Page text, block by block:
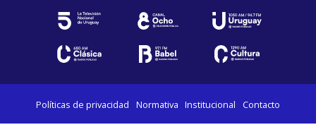
Políticas de privacidad Normativa Institucional Contacto